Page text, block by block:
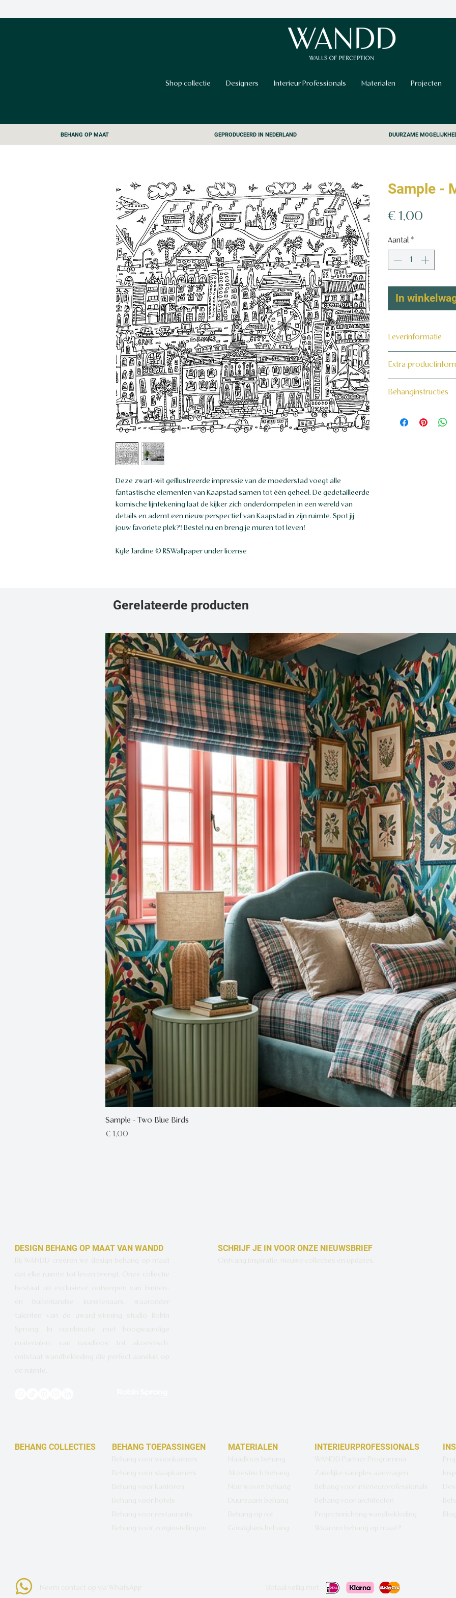
Shop collectie Designers Interieur Professionals Materialen Projecten
BEHANG OP MAAT GEPRODUCEERD IN NEDERLAND DUURZAME
Deze zwart-wit geïllustreerde impressie van de moederstad voegt alle
fantastische elementen van Kaapstad samen tot één geheel. De gedetailleerde
komische lijntekening laat de kijker zich onderdompelen in een wereld van
details en ademt een nieuw perspectief van Kaapstad in zijn ruimte. Spot jij
jouw favoriete plek?! Bestel nu en breng je muren tot leven!
Kyle Jardine © RSWallpaper under license
Sample -
€ 1,00
Aantal *
In
Leverinformatie
maat voor jou
Extra
Behanginstructies
Gerelateerde producten
Sample - Two Blue Birds
Prijs
€ 1,00
DESIGN BEHANG OP MAAT VAN WANDD
Bij WANDD creëren we design behang op maat
dat elke ruimte tot leven brengt. Onze collectie
bestaat uit exclusieve ontwerpen van binnen-
en buitenlandse kunstenaars, waaronder
talenten van de award-winning studio Robin
Sprong. In combinatie met hoogwaardige
materialen, van naadloos tot akoestisch,
ontstaat wandbekleding die perfect aansluit op
de ruimte.
SCHRIJF JE IN VOOR ONZE NIEUWSBRIEF
Ontvang inspiratie, nieuwe collecties en updates.
BEHANG COLLECTIES BEHANG TOEPASSINGEN
Behang voor woonkamers
Behang voor slaapkamers
Behang voor kantoren
Behang voor hotels
Behang voor restaurants
Behang voor zorginstellingen
MATERIALEN
Naadloos behang
Akoestisch behang
Non woven behang
Duurzaam behang
Behang op rol
Goudglans behang
INTERIEURPROFESSIONALS
WANDD Partner Programma
Zakelijke samples aanvragen
Behang voor interieurprofessionals
Behang voor architecten
Projectinrichting wandbekleding
Waarom behang op maat?
Blog
Neem contact op via WhatsApp Betaal veilig met